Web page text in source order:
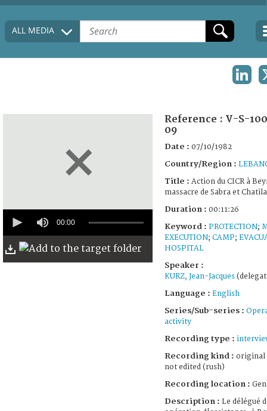
HOME
COLLECTIONS DESCRIPTION
ALL MEDIA
seconds
minutes,
26
00:00
Reference : V-S-
09
Date : 07/10/1982
Country/Region :
Title : Action du CICR à
massacre de Sabra et Chatila
Duration : 00:11:26
Keyword : PROTECTION;
EXECUTION; CAMP;
HOSPITAL
Speaker :
KURZ, Jean-Jacques
Language : English
Series/Sub-series :
activity
Recording type :
Recording kind : original
not edited (rush)
Recording location :
Description : Le délégué